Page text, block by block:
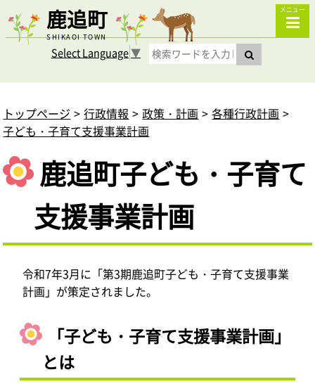
鹿追町
SHIKAOI TOWN
メニュー
Select Language▼
トップページ 行政情報 政策・計画
各種行政計画
子ども・子育て支援事業計画
鹿追町子ども・子育て
支援事業計画
令和7年3月に「第3期鹿追町子ども・子育て支援事業
計画」が策定されました。
「子ども・子育て支援事業計画」
とは